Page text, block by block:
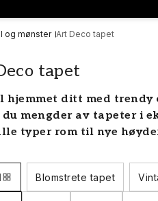
og mønster Art Deco tapet
tapet
hjemmet ditt med trendy
mengder av tapeter i
typer rom til nye
stilen
er navnet på den
Blomstrete tapet